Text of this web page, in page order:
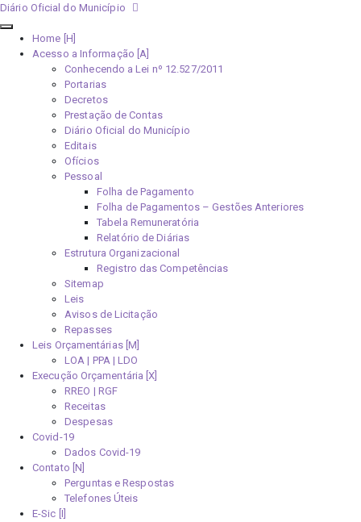
Diário Oficial do Município
Home [H]
Acesso a Informação [A]
Conhecendo a Lei nº 12.527/2011
Portarias
Decretos
Prestação de Contas
Diário Oficial do Município
Editais
Ofícios
Pessoal
Folha de Pagamento
Folha de Pagamentos – Gestões Anteriores
Tabela Remuneratória
Relatório de Diárias
Estrutura Organizacional
Registro das Competências
Sitemap
Leis
Avisos de Licitação
Repasses
Leis Orçamentárias [M]
LOA | PPA | LDO
Execução Orçamentária [X]
RREO | RGF
Receitas
Despesas
Covid-19
Dados Covid-19
Contato [N]
Perguntas e Respostas
Telefones Úteis
E-Sic [I]